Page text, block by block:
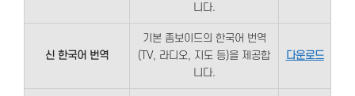
니다.
신 한국어 번역
기본 좀보이드의 한국어 번역
(TV, 라디오, 지도 등)을 제공합
니다.
다운로드